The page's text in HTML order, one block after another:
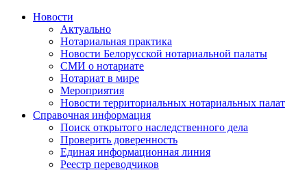
Новости
Актуально
Нотариальная практика
Новости Белорусской нотариальной палаты
СМИ о нотариате
Нотариат в мире
Мероприятия
Новости территориальных нотариальных палат
Справочная информация
Поиск открытого наследственного дела
Проверить доверенность
Единая информационная линия
Реестр переводчиков